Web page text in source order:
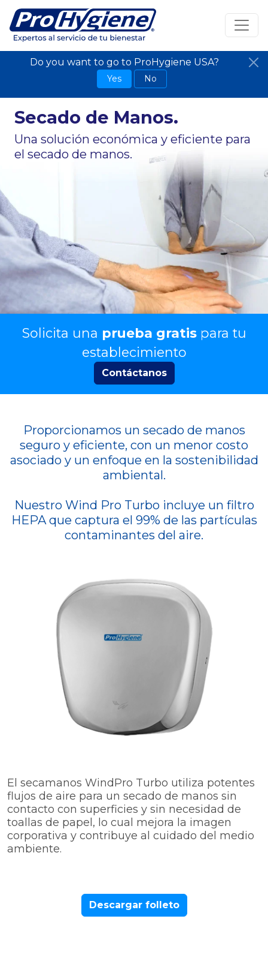
Do you want to go to ProHygiene USA?
Yes No
Secado de Manos.
Una solución económica y eficiente para
el secado de manos.
Solicita una prueba gratispara tu
establecimiento
Contáctanos
Proporcionamos un secado de manos
seguro y eficiente, con un menor costo
asociado y un enfoque en la sostenibilidad
ambiental.
Nuestro Wind Pro Turbo incluye un filtro
HEPA que captura el 99% de las partículas
contaminantes del aire.
El secamanos WindPro Turbo utiliza potentes
flujos de aire para un secado de manos sin
contacto con superficies y sin necesidad de
toallas de papel, lo cual mejora la imagen
corporativa y contribuye al cuidado del medio
ambiente.
Descargar folleto